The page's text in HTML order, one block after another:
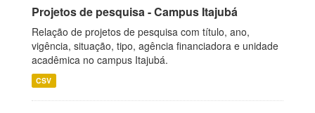
Projetos de pesquisa - Campus Itajubá
Relação de projetos de pesquisa com título, ano,
vigência, situação, tipo, agência financiadora e unidade
acadêmica no campus Itajubá.
CSV